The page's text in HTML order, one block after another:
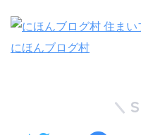
にほんブログ村